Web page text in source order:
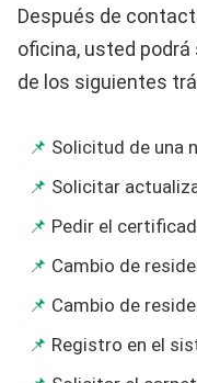
Después de
oficina, usted
de los siguientes
Solicitud de una
Solicitar
Pedir el
Cambio de
Cambio de
Registro en el